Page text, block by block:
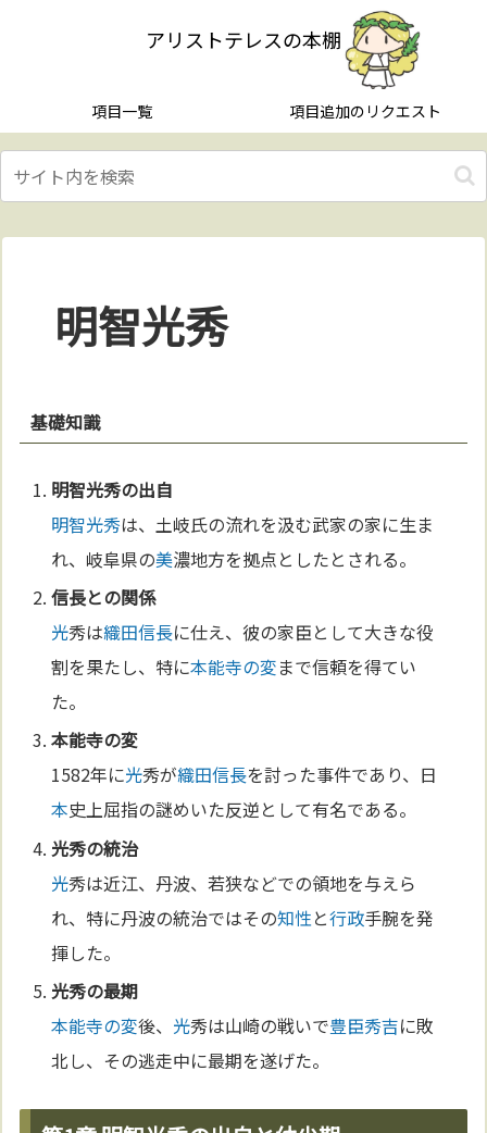
アリストテレスの本棚
項目一覧 項目追加のリクエスト
明智光秀
基礎知識
明智光秀の出自
明智光秀は、土岐氏の流れを汲む武家の家に生ま
れ、岐阜県の美濃地方を拠点としたとされる。
信長との関係
光秀は織田信長に仕え、彼の家臣として大きな役
割を果たし、特に本能寺の変まで信頼を得てい
た。
本能寺の変
1582年に光秀が織田信長を討った事件であり、日
本史上屈指の謎めいた反逆として有名である。
光秀の統治
光秀は近江、丹波、若狭などでの領地を与えら
れ、特に丹波の統治ではその知性と行政手腕を発
揮した。
光秀の最期
本能寺の変後、 光秀は山崎の戦いで豊臣秀吉に敗
北し、その逃走中に最期を遂げた。